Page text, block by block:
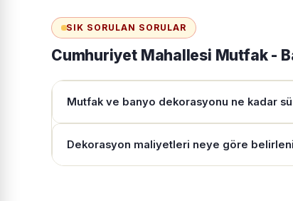
SIK SORULAN SORULAR
Cumhuriyet Mahallesi Mutfak -
Mutfak ve banyo dekorasyonu ne kadar
Dekorasyon maliyetleri neye göre